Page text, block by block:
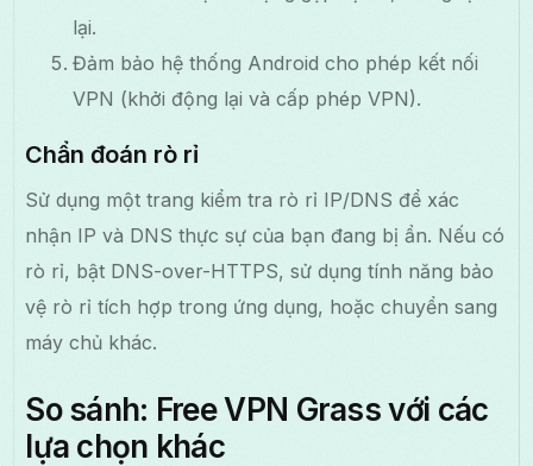
lại.
Đảm bảo hệ thống Android cho phép kết nối
VPN (khởi động lại và cấp phép VPN).
Chẩn đoán rò rỉ
Sử dụng một trang kiểm tra rò rỉ IP/DNS để xác
nhận IP và DNS thực sự của bạn đang bị ẩn. Nếu có
rò rỉ, bật DNS-over-HTTPS, sử dụng tính năng bảo
vệ rò rỉ tích hợp trong ứng dụng, hoặc chuyển sang
máy chủ khác.
So sánh: Free VPN Grass với các
lựa chọn khác